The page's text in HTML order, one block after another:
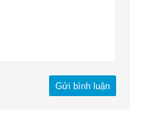
Gửi bình luận